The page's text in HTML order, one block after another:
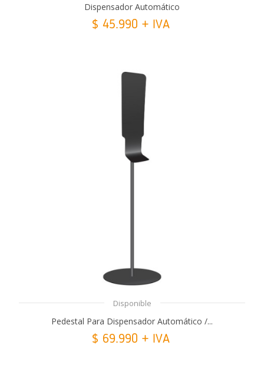
Dispensador Automático
$ 45.990 + IVA
Añadir Al Carrito
Disponible
Pedestal Para Dispensador Automático /...
$ 69.990 + IVA
Añadir Al Carrito